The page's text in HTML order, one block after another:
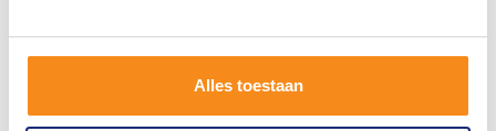
Alles toestaan